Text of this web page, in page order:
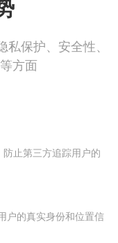
保护、安全性、
方面
止第三方追踪用户的
户的真实身份和位置信